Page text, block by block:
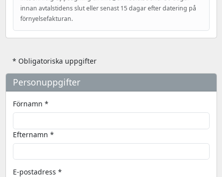
innan avtalstidens slut eller senast 15 dagar efter datering på
förnyelsefakturan.
* Obligatoriska uppgifter
Personuppgifter
Förnamn *
Efternamn *
E-postadress *